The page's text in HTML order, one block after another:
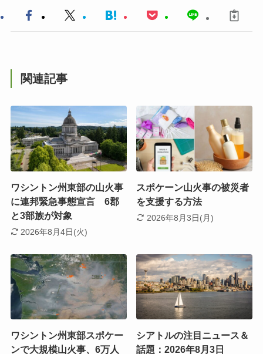
関連記事
ワシントン州東部の山火事
に連邦緊急事態宣言 6郡
と3部族が対象
2026年8月4日(火)
スポケーン山火事の被災者
を支援する方法
2026年8月3日(月)
ワシントン州東部スポケー
ンで大規模山火事、6万人
シアトルの注目ニュース＆
話題：2026年8月3日